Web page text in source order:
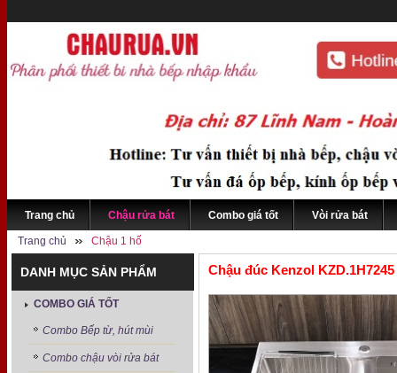
Trang chủ Chậu rửa bát Combo giá tốt Vòi rửa bát
Trang chủ Chậu 1 hố
DANH MỤC SẢN PHẨM
COMBO GIÁ TỐT
Combo Bếp từ, hút mùi
Combo chậu vòi rửa bát
Chậu đúc Kenzol KZD.1H7245